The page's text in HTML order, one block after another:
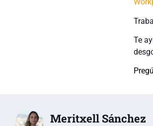
Te
Meritxell Sánchez